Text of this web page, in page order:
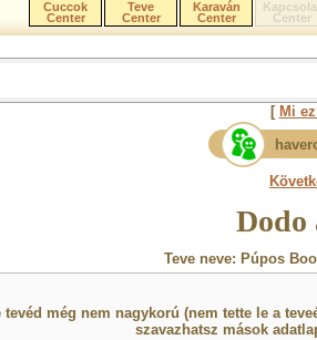
Cuccok
Center
Teve
Center
Karaván
Center
Center
[ Mi
Dodo
Teve neve: Púpos
tevéd még nem nagykorú (nem tette le a
szavazhatsz mások